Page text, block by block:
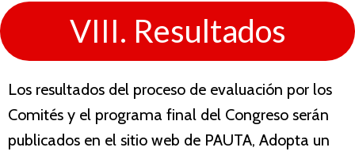
VIII. Resultados
Los resultados del proceso de evaluación por los
Comités y el programa final del Congreso serán
publicados en el sitio web de PAUTA, Adopta un